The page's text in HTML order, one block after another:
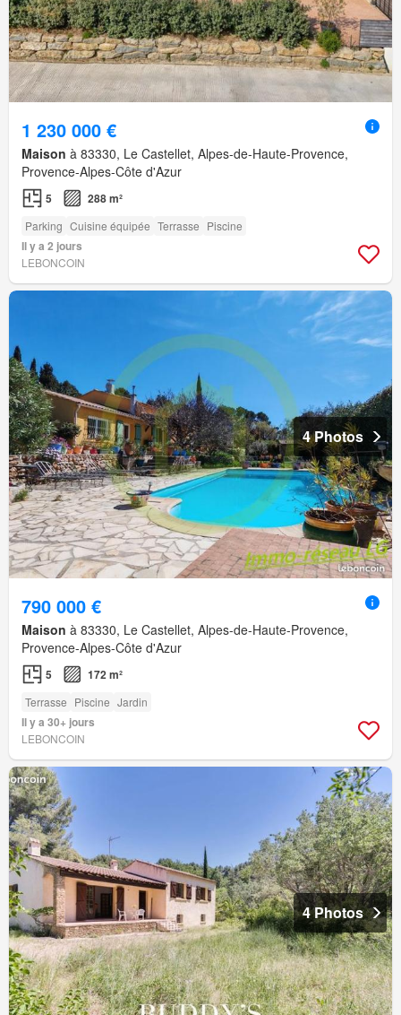
1 230 000 €
Maison à 83330, Le Castellet, Alpes-de-Haute-Provence,
Provence-Alpes-Côte d'Azur
5 288 m²
Parking Cuisine équipée Terrasse Piscine
Il y a 2 jours
LEBONCOIN
4 Photos
790 000 €
Maison à 83330, Le Castellet, Alpes-de-Haute-Provence,
Provence-Alpes-Côte d'Azur
5 172 m²
Terrasse Piscine Jardin
Il y a 30+ jours
LEBONCOIN
4 Photos